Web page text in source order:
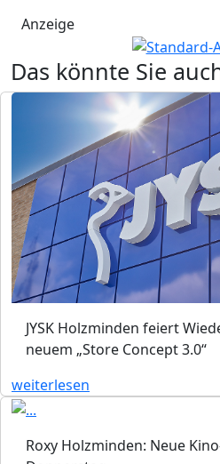
Anzeige
Das könnte Sie
JYSK Holzminden feiert
neuem „Store Concept 3.0“
weiterlesen
Roxy Holzminden: Neue